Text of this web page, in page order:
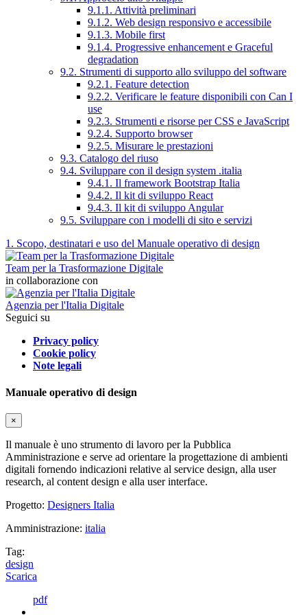
9.1.1. Attività preliminari
9.1.2. Web design responsivo e accessibile
9.1.3. Mobile first
9.1.4. Progressive enhancement e Graceful
degradation
9.2. Strumenti di supporto allo sviluppo del software
9.2.1. Feature detection
9.2.2. Verificare le feature disponibili con Can I
use
9.2.3. Strumenti e risorse per CSS e JavaScript
9.2.4. Supporto browser
9.2.5. Misurare le prestazioni
9.3. Catalogo del riuso
9.4. Sviluppare con il design system .italia
9.4.1. Il framework Bootstrap Italia
9.4.2. Il kit di sviluppo React
9.4.3. Il kit di sviluppo Angular
9.5. Sviluppare con i modelli di sito e servizi
1. Scopo, destinatari e uso del Manuale operativo di design
Team per la Trasformazione Digitale
in collaborazione con
Agenzia per l'Italia Digitale
Seguici su
Privacy policy
Cookie policy
Note legali
Manuale operativo di design
×
Il manuale è uno strumento di lavoro per la Pubblica
Amministrazione e serve ad orientare la progettazione di ambienti
digitali fornendo indicazioni relative al service design, alla user
research, al content design e alla user interface.
Progetto: Designers Italia
Amministrazione: italia
Tag:
design
Scarica
pdf